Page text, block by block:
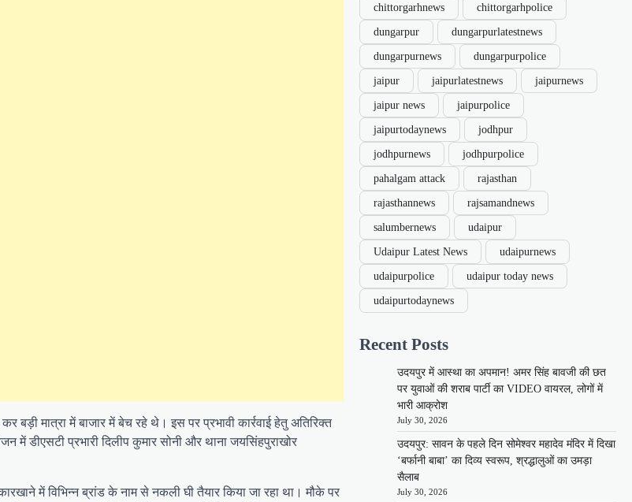
बड़ी मात्रा में बाजार में बेच रहे थे। इस पर प्रभावी कार्रवाई हेतु अतिरिक्त
डीएसटी प्रभारी दिलीप कुमार सोनी और थाना जयसिंहपुराखोर
में विभिन्न ब्रांड के नाम से नकली घी तैयार किया जा रहा था। मौके पर
chittorgarhnews
chittorgarhpolice
dungarpur
dungarpurlatestnews
dungarpurnews
dungarpurpolice
jaipur
jaipurlatestnews
jaipurnews
jaipur news
jaipurpolice
jaipurtodaynews
jodhpur
jodhpurnews
jodhpurpolice
pahalgam attack
rajasthan
rajasthannews
rajsamandnews
salumbernews
udaipur
Udaipur Latest News
udaipurnews
udaipurpolice
udaipur today news
udaipurtodaynews
Recent Posts
उदयपुर में आस्था का अपमान! अमर सिंह बावजी की छत
पर युवाओं की शराब पार्टी का VIDEO वायरल, लोगों में
भारी आक्रोश
July 30, 2026
उदयपुर: सावन के पहले दिन सोमेश्वर महादेव मंदिर में दिखा
‘बर्फानी बाबा’ का दिव्य स्वरूप, श्रद्धालुओं का उमड़ा
सैलाब
July 30, 2026